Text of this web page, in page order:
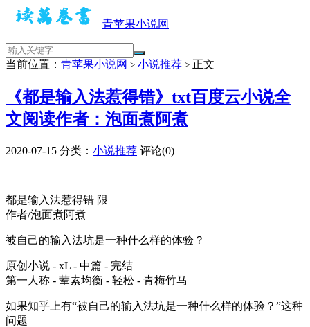
青苹果小说网
当前位置： 青苹果小说网 > 小说推荐 > 正文
《都是输入法惹得错》txt百度云小说全
文阅读作者：泡面煮阿煮
2020-07-15 分类： 小说推荐 评论(0)
都是输入法惹得错 限
作者/泡面煮阿煮
被自己的输入法坑是一种什么样的体验？
原创小说 - xL - 中篇 - 完结
第一人称 - 荤素均衡 - 轻松 - 青梅竹马
如果知乎上有“被自己的输入法坑是一种什么样的体验？”这种
问题